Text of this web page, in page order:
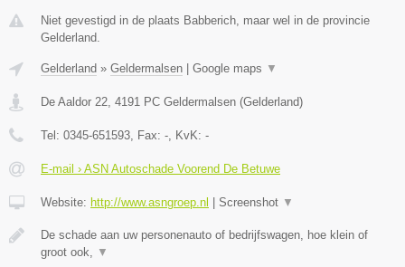
Niet gevestigd in de plaats Babberich, maar wel in de provincie
Gelderland.
Gelderland » Geldermalsen Google maps ▼
De Aaldor 22, 4191 PC Geldermalsen (Gelderland)
Tel: 0345-651593, Fax: -, KvK: -
E-mail › ASN Autoschade Voorend De Betuwe
Website: http://www.asngroep.nl Screenshot ▼
De schade aan uw personenauto of bedrijfswagen, hoe klein of
groot ook, ▼